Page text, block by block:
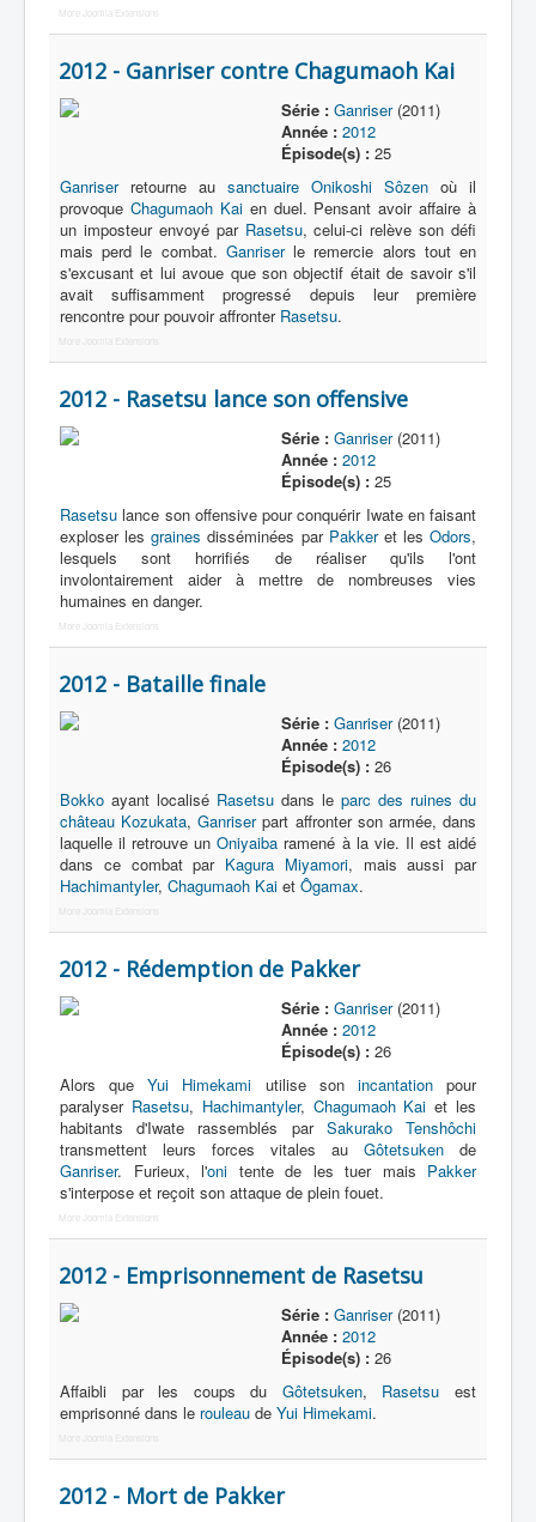
More Joomla Extensions
2012 - Ganriser contre Chagumaoh Kai
Série : Ganriser(2011)
Année : 2012
Épisode(s) : 25
Ganriserretourne au sanctuaire Onikoshi Sôzen où il
provoque Chagumaoh Kaien duel. Pensant avoir affaire à
un imposteur envoyé par Rasetsu, celui-ci relève son défi
mais perd le combat. Ganriserle remercie alors tout en
s'excusant et lui avoue que son objectif était de savoir s'il
avait suffisamment progressé depuis leur première
rencontre pour pouvoir affronter Rasetsu.
More Joomla Extensions
2012 - Rasetsu lance son offensive
Série : Ganriser(2011)
Année : 2012
Épisode(s) : 25
Rasetsu lance son offensive pour conquérir Iwate en faisant
exploser lesgraines disséminées par Pakkeret les Odors,
lesquels sont horrifiés de réaliser qu'ils l'ont
involontairement aider à mettre de nombreuses vies
humaines en danger.
More Joomla Extensions
2012 - Bataille finale
Série : Ganriser(2011)
Année : 2012
Épisode(s) : 26
Bokko ayant localisé Rasetsu dans le parc des ruines du
château Kozukata,Ganriserpart affronter son armée, dans
laquelle il retrouve unOniyaiba ramené à la vie. Il est aidé
dans ce combat par Kagura Miyamori, mais aussi par
Hachimantyler, Chagumaoh Kai et Ôgamax.
More Joomla Extensions
2012 - Rédemption de Pakker
Série : Ganriser(2011)
Année : 2012
Épisode(s) : 26
Alors queYui Himekami utilise son incantationpour
paralyser Rasetsu, Hachimantyler, Chagumaoh Kai et les
habitants d'Iwate rassemblés par Sakurako Tenshôchi
transmettent leurs forces vitales au Gôtetsuken de
Ganriser. Furieux, l'oni tente de les tuer mais Pakker
s'interpose et reçoit son attaque de plein fouet.
More Joomla Extensions
2012 - Emprisonnement de Rasetsu
Série : Ganriser(2011)
Année : 2012
Épisode(s) : 26
Affaibli par les coups du Gôtetsuken, Rasetsu est
emprisonné dans le rouleau de Yui Himekami.
More Joomla Extensions
2012 - Mort de Pakker